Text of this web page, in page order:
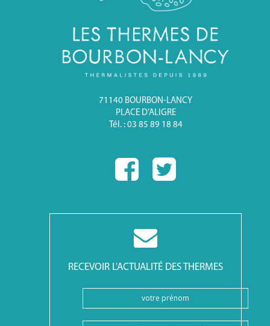
71140 BOURBON-LANCY
PLACE D’ALIGRE
Tél. : 03 85 89 18 84
RECEVOIR L'ACTUALITÉ DES THERMES